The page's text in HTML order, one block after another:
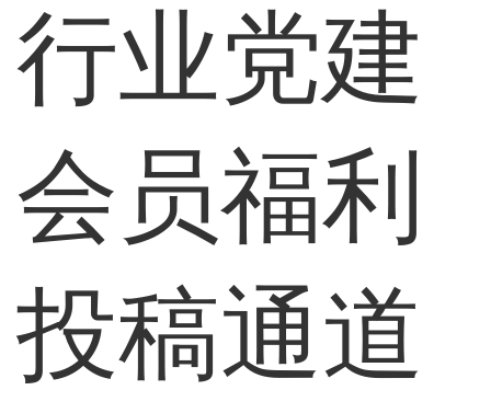
行业党建
会员福利
投稿通道